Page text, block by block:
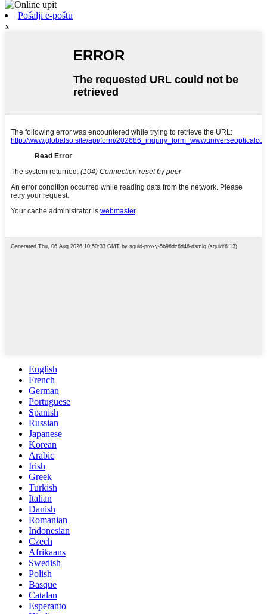
Pošalji e-poštu
x
English
French
German
Portuguese
Spanish
Russian
Japanese
Korean
Arabic
Irish
Greek
Turkish
Italian
Danish
Romanian
Indonesian
Czech
Afrikaans
Swedish
Polish
Basque
Catalan
Esperanto